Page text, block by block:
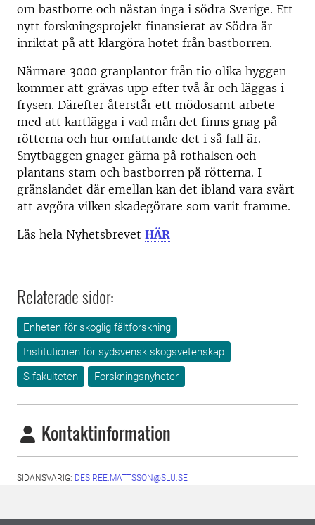
om bastborre och nästan inga i södra Sverige. Ett
nytt forskningsprojekt finansierat av Södra är
inriktat på att klargöra hotet från bastborren.
Närmare 3000 granplantor från tio olika hyggen
kommer att grävas upp efter två år och läggas i
frysen. Därefter återstår ett mödosamt arbete
med att kartlägga i vad mån det finns gnag på
rötterna och hur omfattande det i så fall är.
Snytbaggen gnager gärna på rothalsen och
plantans stam och bastborren på rötterna. I
gränslandet där emellan kan det ibland vara svårt
att avgöra vilken skadegörare som varit framme.
Läs hela Nyhetsbrevet HÄR
Relaterade sidor:
Enheten för skoglig fältforskning
Institutionen för sydsvensk skogsvetenskap
S-fakulteten
Forskningsnyheter
Kontaktinformation
SIDANSVARIG: DESIREE.MATTSSON@SLU.SE